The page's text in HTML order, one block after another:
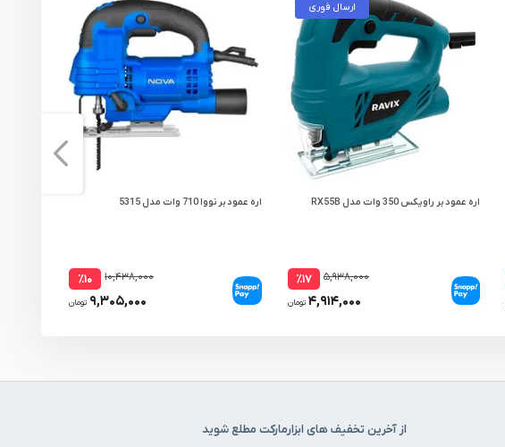
ارسال فوری
اره عمود بر راویکس 350 وات مدل RX55B
۵,۹۳۸,۰۰۰ ٪۱۷
۴,۹۱۴,۰۰۰ تومان
اره عمود بر نووا 710 وات مدل 5315
۱۰,۴۳۸,۰۰۰ ٪۱۰
۹,۳۰۵,۰۰۰ تومان
از آخرین تخفیف های ابزارمارکت مطلع شوید